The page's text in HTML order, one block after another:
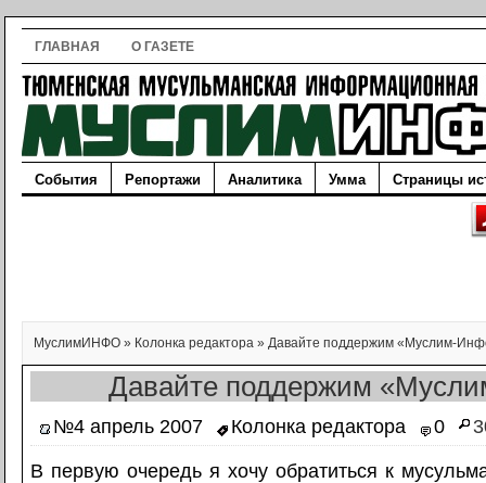
ГЛАВНАЯ О ГАЗЕТЕ
События Репортажи Аналитика Умма Страницы
МуслимИНФО » Колонка редактора » Давайте поддержим «Муслим-
Давайте поддержим
№4 апрель 2007 Колонка редактора 0
В первую очередь я хочу обратиться к